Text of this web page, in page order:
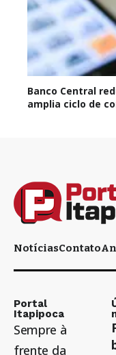
Banco Central
amplia ciclo de
NotíciasContato
Portal
Itapipoca
Sempre à
frente da